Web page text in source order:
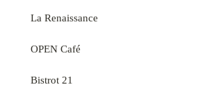
La Renaissance
OPEN Café
Bistrot 21